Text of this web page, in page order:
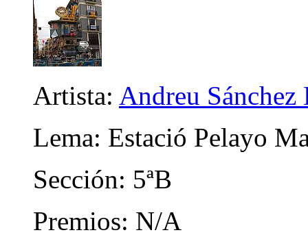
Artista: Andreu
Lema: Estació Pelayo
Sección: 5ªB
Premios: N/A